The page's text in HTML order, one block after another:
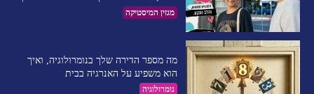
מגזין המיסטיקה
מה מספר הדירה שלך בנומרולוגיה, ואיך
הוא משפיע על האנרגיה בבית
נומרולוגיה